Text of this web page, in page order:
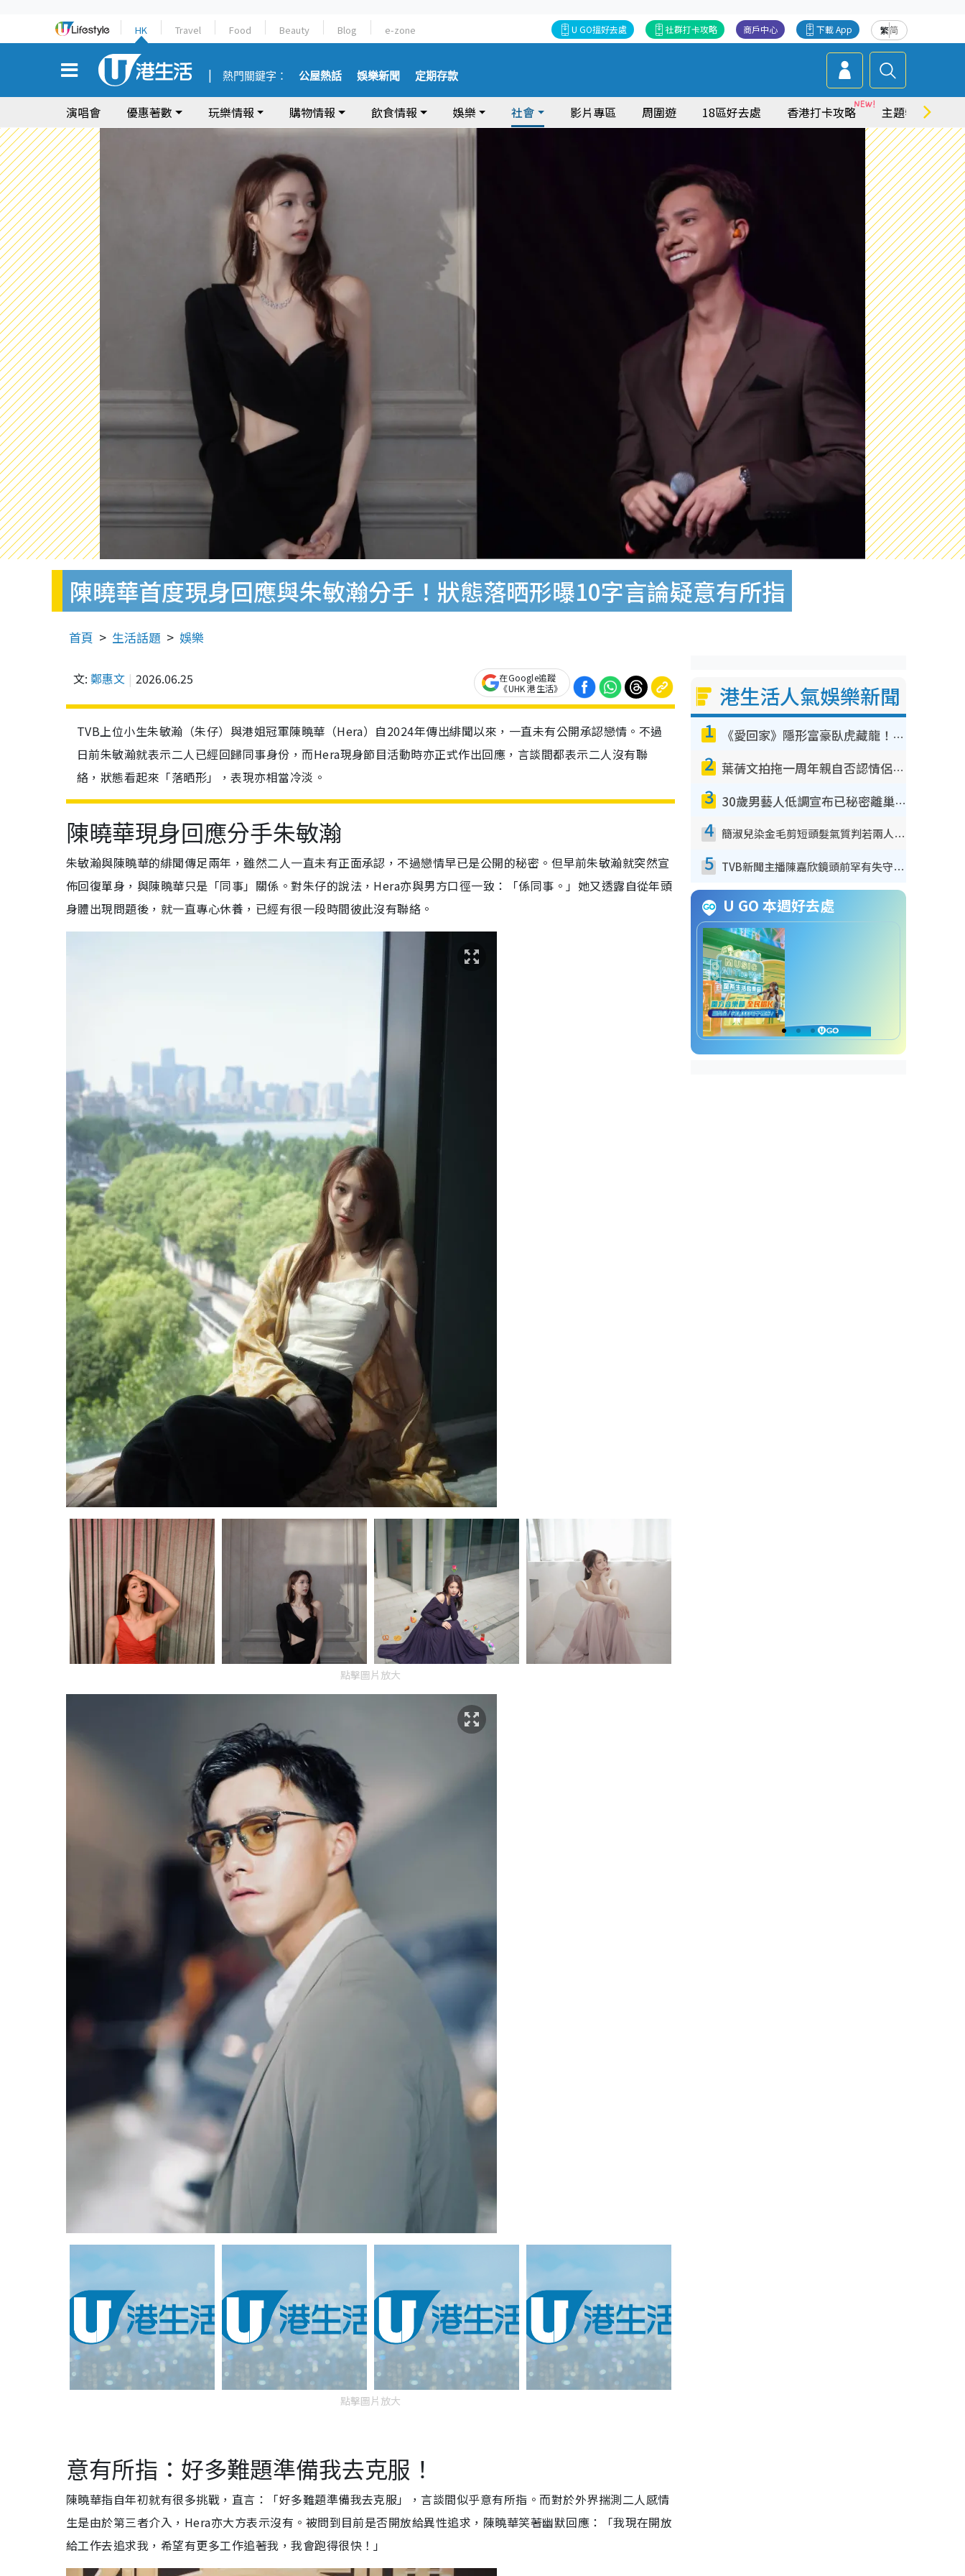
HK Travel Food Beauty Blog e-zone 繁简
下載 App
商戶中心
社群打卡攻略
U GO搵好去處
熱門關鍵字： 公屋熱話 娛樂新聞 定期存款
演唱會 優惠著數 玩樂情報 購物情報 飲食情報 娛樂 社會 影片專區 周圍遊 18區好去處 香港打卡攻略 主題特集
陳曉華首度現身回應與朱敏瀚分手！狀態落晒形曝10字言論疑意有所指
首頁 生活話題 娛樂
文: 鄭惠文 2026.06.25
在Google追蹤
《UHK 港生活》
TVB上位小生朱敏瀚（朱仔）與港姐冠軍陳曉華（Hera）自2024年傳出緋聞以來，一直未有公開承認戀情。不過
日前朱敏瀚就表示二人已經回歸同事身份，而Hera現身節目活動時亦正式作出回應，言談間都表示二人沒有聯
絡，狀態看起來「落晒形」，表現亦相當冷淡。
陳曉華現身回應分手朱敏瀚
朱敏瀚與陳曉華的緋聞傳足兩年，雖然二人一直未有正面承認，不過戀情早已是公開的秘密。但早前朱敏瀚就突然宣
佈回復單身，與陳曉華只是「同事」關係。對朱仔的說法，Hera亦與男方口徑一致：「係同事。」她又透露自從年頭
身體出現問題後，就一直專心休養，已經有很一段時間彼此沒有聯絡。
點擊圖片放大
點擊圖片放大
意有所指：好多難題準備我去克服！
陳曉華指自年初就有很多挑戰，直言：「好多難題準備我去克服」，言談間似乎意有所指。而對於外界揣測二人感情
生是由於第三者介入，Hera亦大方表示沒有。被問到目前是否開放給異性追求，陳曉華笑著幽默回應：「我現在開放
給工作去追求我，希望有更多工作追著我，我會跑得很快！」
港生活人氣娛樂新聞
1 《愛回家》隱形富豪臥虎藏龍！盤點12位財氣逼人的有錢藝人：呢位靚女3億身家唔憂做
2 葉蒨文拍拖一周年親自否認情侶關係？！被質疑感情造假竟稱GM「普通同事」
3 30歲男藝人低調宣布已秘密離巢！人氣急跌變失蹤人口︰「這幾年過得並不容易」
4 簡淑兒染金毛剪短頭髮氣質判若兩人！嚇壞老公麥大力都認唔出：「你做咩事？」
5 TVB新聞主播陳嘉欣鏡頭前罕有失守！遭林超英一句說話突襲嚇親當場大笑
U GO 本週好去處